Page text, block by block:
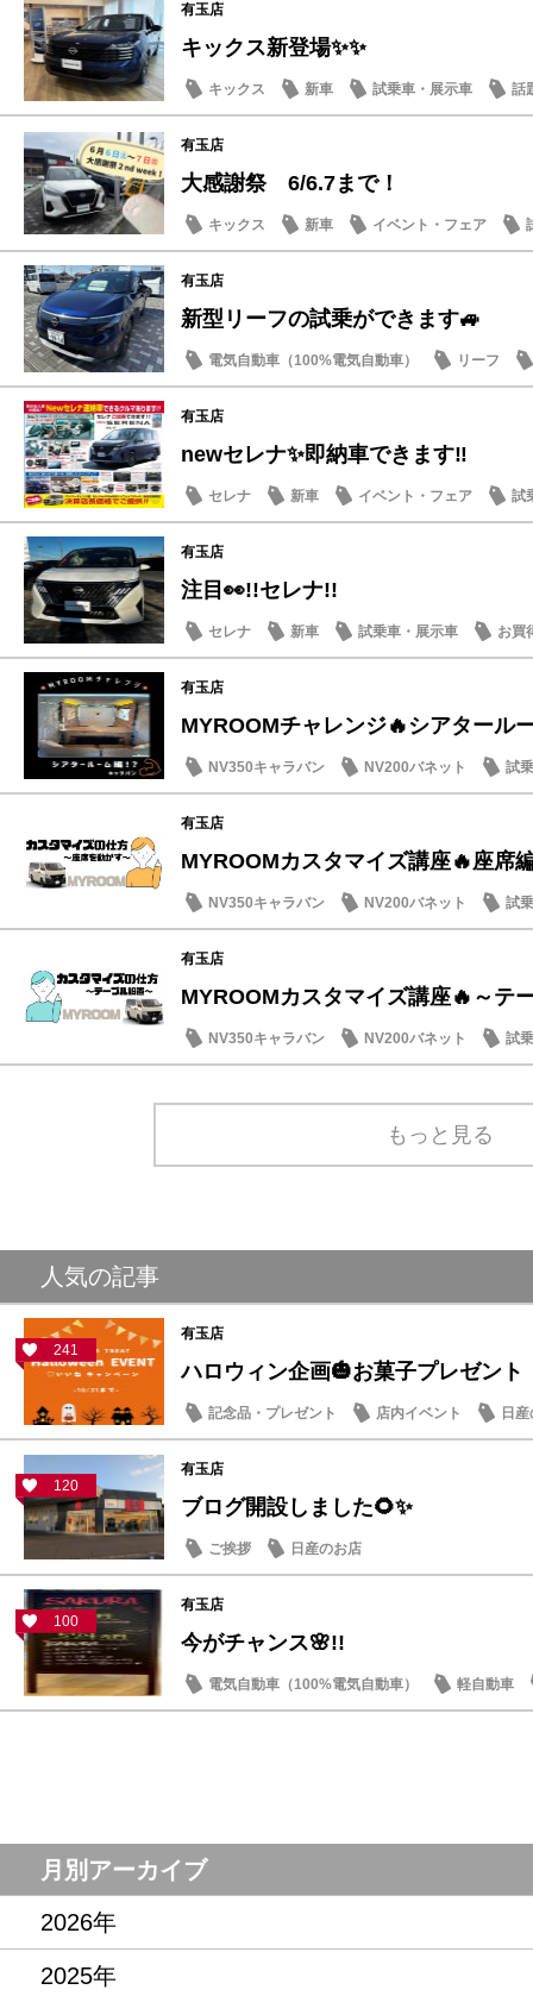
有玉店
キックス新登場✨✨
キックス 新車 試乗車・展示車 話
有玉店
大感謝祭 6/6.7まで！
キックス 新車 イベント・フェア
有玉店
新型リーフの試乗ができます🚙
電気自動車（100%電気自動車）
リーフ
試乗車・展示車
新型車
有玉店
newセレナ✨即納車できます‼︎
セレナ 新車 イベント・フェア 試
有玉店
注目👀!!セレナ!!
セレナ 新車 試乗車・展示車 お買
有玉店
MYROOMチャレンジ🔥シアタール
NV350キャラバン NV200バネット
試
その他
有玉店
MYROOMカスタマイズ講座🔥座席
NV350キャラバン NV200バネット
試
その他
有玉店
MYROOMカスタマイズ講座🔥～テ
NV350キャラバン NV200バネット
試
その他
もっと見る
人気の記事
241
有玉店
ハロウィン企画🎃お菓子プレゼント
記念品・プレゼント 店内イベント 日
120
有玉店
ブログ開設しました🌻✨
ご挨拶 日産のお店
100
有玉店
今がチャンス🌸!!
電気自動車（100%電気自動車）
軽自動車
お買得車情報
月別アーカイブ
2026年
2025年